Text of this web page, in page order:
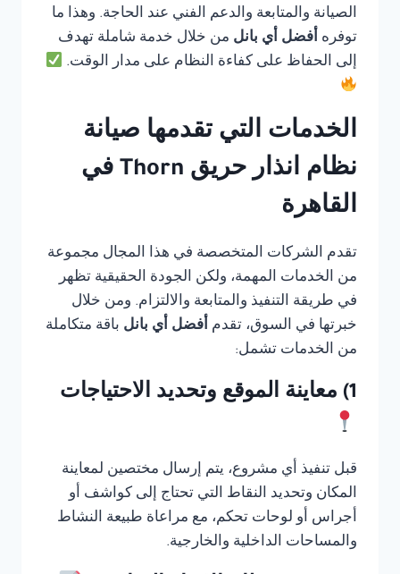
الصيانة والمتابعة والدعم الفني عند الحاجة. وهذا ما
توفره أفضل أي بانل من خلال خدمة شاملة تهدف
إلى الحفاظ على كفاءة النظام على مدار الوقت.
الخدمات التي تقدمها صيانة
نظام انذار حريق Thorn في
القاهرة
تقدم الشركات المتخصصة في هذا المجال مجموعة
من الخدمات المهمة، ولكن الجودة الحقيقية تظهر
في طريقة التنفيذ والمتابعة والالتزام. ومن خلال
خبرتها في السوق، تقدم أفضل أي بانل باقة متكاملة
من الخدمات تشمل:
1) معاينة الموقع وتحديد الاحتياجات
قبل تنفيذ أي مشروع، يتم إرسال مختصين لمعاينة
المكان وتحديد النقاط التي تحتاج إلى كواشف أو
أجراس أو لوحات تحكم، مع مراعاة طبيعة النشاط
والمساحات الداخلية والخارجية.